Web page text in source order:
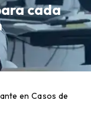
cada
en Casos de